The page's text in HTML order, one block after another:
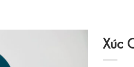
Xúc